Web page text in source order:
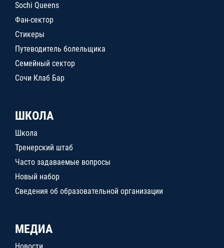
Sochi Queens
Фан-сектор
Стикеры
Путеводитель болельщика
Семейный сектор
Сочи Клаб Бар
ШКОЛА
Школа
Тренерский штаб
Часто задаваемые вопросы
Новый набор
Сведения об образовательной организации
МЕДИА